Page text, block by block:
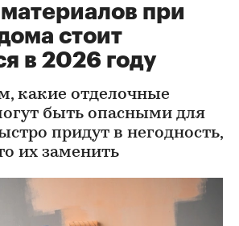
при
стоит
в 2026 году
какие отделочные
быть опасными для
придут в негодность,
их заменить